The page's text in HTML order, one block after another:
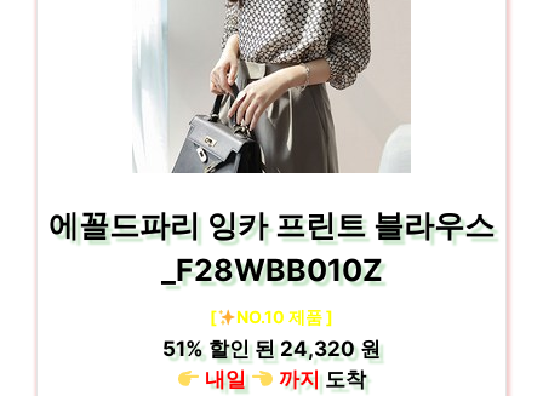
에꼴드파리 잉카 프린트 블라우스
_F28WBB010Z
[ NO.10 제품 ]
51%할인 된24,320 원
내일
까지도착